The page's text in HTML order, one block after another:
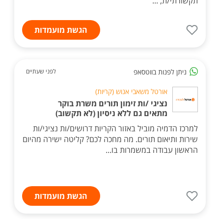
הגשת מועמדות
ניתן לפנות בווטסאפ לפני שעתיים
אורטל משאבי אנוש (קריות)
נציגי /ות זימון תורים משרת בוקר
מתאים גם ללא ניסיון (לא תקשוב)
למרכז הדמיה מוביל באזור הקריות דרושים/ות נציגי/ות
שירות ותיאום תורים. מה מחכה לכם? קליטה ישירה מהיום
הראשון עבודה במשמרות בו...
הגשת מועמדות